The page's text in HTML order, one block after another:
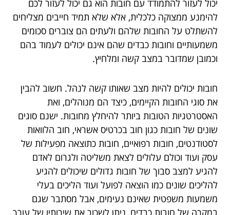
יכול לעזור להתמודד עם חובות הוא גם יכול לעזור לכם
להימנע ממצוקה כלכלית, אלא שלא תמיד חייבים מצליחים
להשתלט על החובות שלהם ולעתים הם צוברים סכומים
משמעותיים וחובות כבדים שהם אינם יכולים לעמוד בהם
וכמובן שמדובר במצב קשה ומלחיץ.
חובות יכולים להיות מצב שאותו קשה לנהל. חשוב להבין
את סוגי החובות הקיימים, כיצד הם מנוהלים, ואת
האסטרטגיות הטובות ביותר להיחלץ מחובות. ישנם סוגים
שונים של חובות כגון חוב בכרטיס אשראי, חוב הלוואות
לסטודנטים, חובות רפואיים, חובות כתוצאה מפעילות של
עסק ועוד וכולם עלולים לצאת משליטה ולגרום לאדם
להגיע למצב סבוך של חובות גדולים שיכולים להגיע
להליכים שונים כמו הוצאה לפועל ועוד הליכים בעלי
משמעות משפטית שאינם נעימים, אבל מסתבר שגם